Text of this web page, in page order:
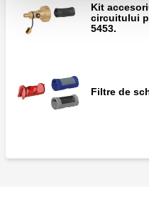
Kit
circuitului
5453.
Filtre de